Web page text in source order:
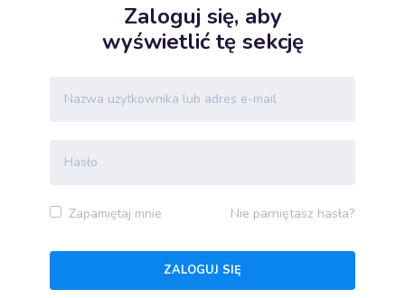
Zaloguj się, aby
wyświetlić tę sekcję
Zapamiętaj mnie Nie pamiętasz hasła?